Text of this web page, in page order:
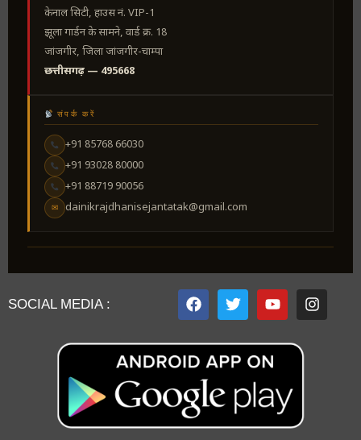
केनाल सिटी, हाउस नं. VIP-1
झूला गार्डन के सामने, वार्ड क्र. 18
जांजगीर, जिला जांजगीर-चाम्पा
छत्तीसगढ़ — 495668
संपर्क करें
+91 85768 66030
+91 93028 80000
+91 88719 90056
✉ dainikrajdhanisejantatak@gmail.com
SOCIAL MEDIA :